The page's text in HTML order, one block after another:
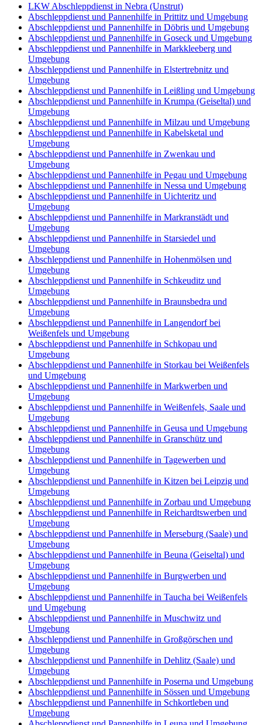
LKW Abschleppdienst in Nebra (Unstrut)
Abschleppdienst und Pannenhilfe in Prittitz und Umgebung
Abschleppdienst und Pannenhilfe in Döbris und Umgebung
Abschleppdienst und Pannenhilfe in Goseck und Umgebung
Abschleppdienst und Pannenhilfe in Markkleeberg und
Umgebung
Abschleppdienst und Pannenhilfe in Elstertrebnitz und
Umgebung
Abschleppdienst und Pannenhilfe in Leißling und Umgebung
Abschleppdienst und Pannenhilfe in Krumpa (Geiseltal) und
Umgebung
Abschleppdienst und Pannenhilfe in Milzau und Umgebung
Abschleppdienst und Pannenhilfe in Kabelsketal und
Umgebung
Abschleppdienst und Pannenhilfe in Zwenkau und
Umgebung
Abschleppdienst und Pannenhilfe in Pegau und Umgebung
Abschleppdienst und Pannenhilfe in Nessa und Umgebung
Abschleppdienst und Pannenhilfe in Uichteritz und
Umgebung
Abschleppdienst und Pannenhilfe in Markranstädt und
Umgebung
Abschleppdienst und Pannenhilfe in Starsiedel und
Umgebung
Abschleppdienst und Pannenhilfe in Hohenmölsen und
Umgebung
Abschleppdienst und Pannenhilfe in Schkeuditz und
Umgebung
Abschleppdienst und Pannenhilfe in Braunsbedra und
Umgebung
Abschleppdienst und Pannenhilfe in Langendorf bei
Weißenfels und Umgebung
Abschleppdienst und Pannenhilfe in Schkopau und
Umgebung
Abschleppdienst und Pannenhilfe in Storkau bei Weißenfels
und Umgebung
Abschleppdienst und Pannenhilfe in Markwerben und
Umgebung
Abschleppdienst und Pannenhilfe in Weißenfels, Saale und
Umgebung
Abschleppdienst und Pannenhilfe in Geusa und Umgebung
Abschleppdienst und Pannenhilfe in Granschütz und
Umgebung
Abschleppdienst und Pannenhilfe in Tagewerben und
Umgebung
Abschleppdienst und Pannenhilfe in Kitzen bei Leipzig und
Umgebung
Abschleppdienst und Pannenhilfe in Zorbau und Umgebung
Abschleppdienst und Pannenhilfe in Reichardtswerben und
Umgebung
Abschleppdienst und Pannenhilfe in Merseburg (Saale) und
Umgebung
Abschleppdienst und Pannenhilfe in Beuna (Geiseltal) und
Umgebung
Abschleppdienst und Pannenhilfe in Burgwerben und
Umgebung
Abschleppdienst und Pannenhilfe in Taucha bei Weißenfels
und Umgebung
Abschleppdienst und Pannenhilfe in Muschwitz und
Umgebung
Abschleppdienst und Pannenhilfe in Großgörschen und
Umgebung
Abschleppdienst und Pannenhilfe in Dehlitz (Saale) und
Umgebung
Abschleppdienst und Pannenhilfe in Poserna und Umgebung
Abschleppdienst und Pannenhilfe in Sössen und Umgebung
Abschleppdienst und Pannenhilfe in Schkortleben und
Umgebung